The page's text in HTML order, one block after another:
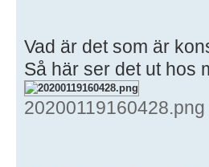
Vad är det som är
Så här ser det ut hos